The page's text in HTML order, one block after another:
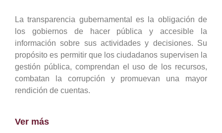
La transparencia gubernamental es la obligación de
los gobiernos de hacer pública y accesible la
información sobre sus actividades y decisiones. Su
propósito es permitir que los ciudadanos supervisen la
gestión pública, comprendan el uso de los recursos,
combatan la corrupción y promuevan una mayor
rendición de cuentas.
Ver más